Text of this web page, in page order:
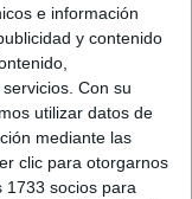
e información
y contenido
Con su
utilizar datos de
mediante las
clic para otorgarnos
1733 socios para
o FP?